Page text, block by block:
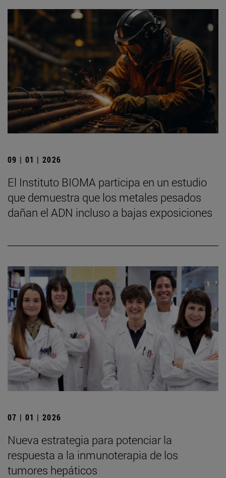
09 | 01 | 2026
El Instituto BIOMA participa en un estudio
que demuestra que los metales pesados
dañan el ADN incluso a bajas exposiciones
07 | 01 | 2026
Nueva estrategia para potenciar la
respuesta a la inmunoterapia de los
tumores hepáticos